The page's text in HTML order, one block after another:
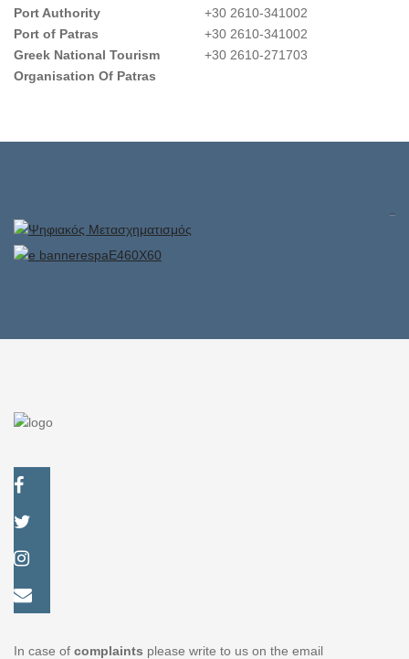
Port Authority
+30 2610-341002
Port of Patras
+30 2610-341002
Greek National Tourism
Organisation Of Patras
+30 2610-271703
In case of complaints please write to us on the email